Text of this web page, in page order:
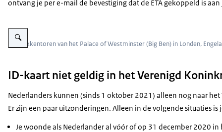
ontvang je per e-mail de bevestiging dat de ETA gekoppeld is
Vergroot afbeelding Londen
De klokkentoren van het Palace of Westminster (Big Ben) in Londen,
ID-kaart niet geldig in het Verenigd
Nederlanders kunnen (sinds 1 oktober 2021) alleen nog naar
Er zijn een paar uitzonderingen. Alleen in de volgende situaties
Je woonde als Nederlander al vóór of op 31 december 2020 in